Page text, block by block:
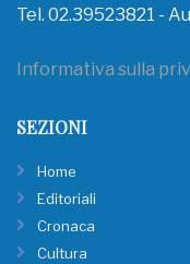
Tel. 02.39523821 -
Informativa sulla
SEZIONI
Home
Editoriali
Cronaca
Cultura